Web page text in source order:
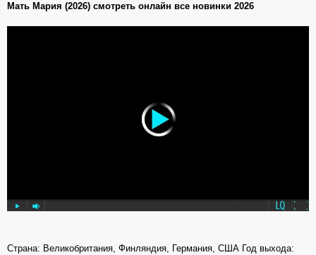
Мать Мария (2026) смотреть онлайн все новинки 2026
Страна: Великобритания, Финляндия, Германия, США Год выхода: